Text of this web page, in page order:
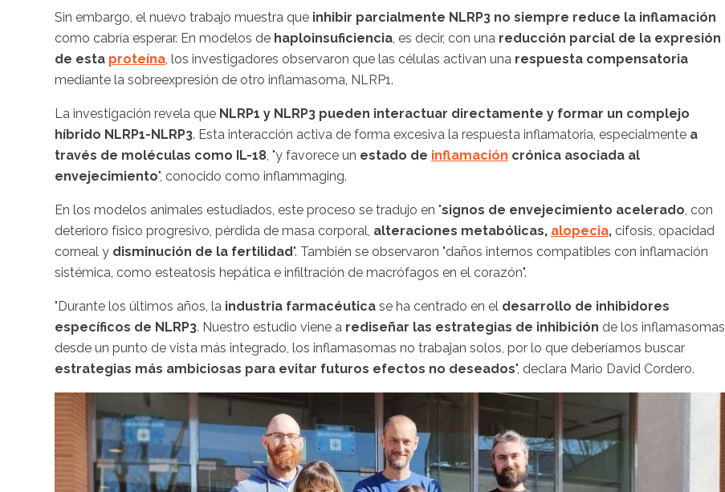
Sin embargo, el nuevo trabajo muestra que inhibir parcialmente NLRP3 no siempre reduce la inflamación
como cabría esperar. En modelos de haploinsuficiencia , es decir, con una reducción parcial de la expresión
de esta proteína , los investigadores observaron que las células activan una respuesta compensatoria
mediante la sobreexpresión de otro inflamasoma, NLRP1.
La investigación revela que NLRP1 y NLRP3 pueden interactuar directamente y formar un complejo
híbrido NLRP1-NLRP3. Esta interacción activa de forma excesiva la respuesta inflamatoria, especialmente a
través de moléculas como IL-18 , "y favorece un estado de inflamación crónica asociada al
envejecimiento", conocido como inflammaging.
En los modelos animales estudiados, este proceso se tradujo en "signos de envejecimiento acelerado , con
deterioro físico progresivo, pérdida de masa corporal, alteraciones metabólicas, alopecia, cifosis, opacidad
corneal y disminución de la fertilidad". También se observaron "daños internos compatibles con inflamación
sistémica, como esteatosis hepática e infiltración de macrófagos en el corazón".
"Durante los últimos años, la industria farmacéutica se ha centrado en el desarrollo de inhibidores
específicos de NLRP3. Nuestro estudio viene a rediseñar las estrategias de inhibición de los inflamasomas
desde un punto de vista más integrado, los inflamasomas no trabajan solos, por lo que deberíamos buscar
estrategias más ambiciosas para evitar futuros efectos no deseados", declara Mario David Cordero.